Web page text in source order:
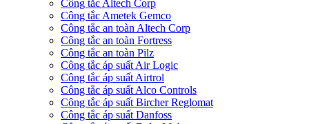
Công tắc Altech Corp
Công tắc Ametek Gemco
Công tắc an toàn Altech Corp
Công tắc an toàn Fortress
Công tắc an toàn Pilz
Công tắc áp suất Air Logic
Công tắc áp suất Airtrol
Công tắc áp suất Alco Controls
Công tắc áp suất Bircher Reglomat
Công tắc áp suất Danfoss